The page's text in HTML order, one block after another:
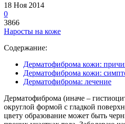
18 Ноя 2014
0
3866
Наросты на коже
Содержание:
Дерматофиброма кожи:
Дерматофиброма кожи:
Дерматофиброма: лечение
Дерматофиброма (иначе –
округлой формой с гладкой
цвету образование может быть